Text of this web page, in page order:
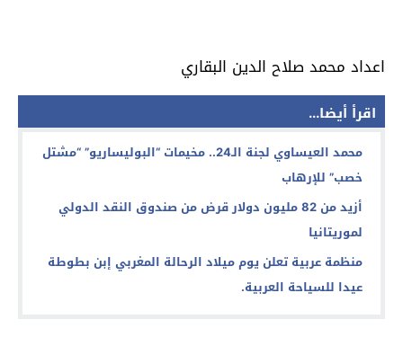
اعداد محمد صلاح الدين البقاري
اقرأ أيضا...
محمد العيساوي لجنة الـ24.. مخيمات “البوليساريو” “مشتل
خصب” للإرهاب
أزيد من 82 مليون دولار قرض من صندوق النقد الدولي
لموريتانيا
منظمة عربية تعلن يوم ميلاد الرحالة المغربي إبن بطوطة
عيدا للسياحة العربية.